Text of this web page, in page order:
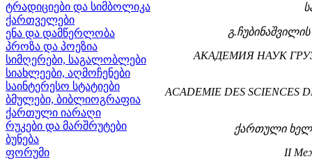
ტრადიციები და სიმბოლიკა
ქართველები
ენა და დამწერლობა
პროზა და პოეზია
სიმღერები, საგალობლები
სიახლეები, აღმოჩენები
საინტერესო სტატიები
ბმულები, ბიბლიოგრაფია
ქართული იარაღი
რუკები და მარშრუტები
ბუნება
ფორუმი
АКАДЕМИЯ НАУК
ACADEMIE DES SCIENCES
ქართული
II